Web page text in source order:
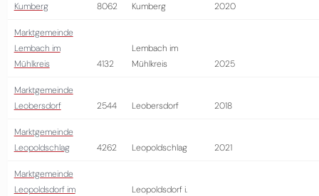
Kumberg
8062 Kumberg 2020
Marktgemeinde
Lembach im
Mühlkreis
4132
Lembach im
Mühlkreis
2025
Marktgemeinde
Leobersdorf
2544 Leobersdorf 2018
Marktgemeinde
Leopoldschlag
4262 Leopoldschlag 2021
Marktgemeinde
Leopoldsdorf im
Leopoldsdorf i.